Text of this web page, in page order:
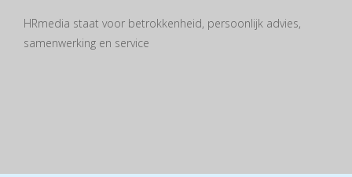
HRmedia staat voor betrokkenheid, persoonlijk advies,
samenwerking en service